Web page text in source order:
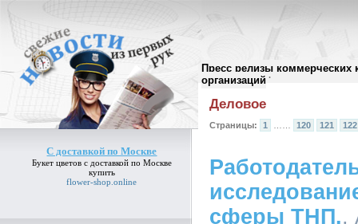
Пресс релизы
организаций
С доставкой по Москве
Букет цветов с доставкой по Москве
купить
flower-shop.online
Архив пресс-релизов//
Деловое
Страницы: 1 120 121 122
сферы ТНП.,